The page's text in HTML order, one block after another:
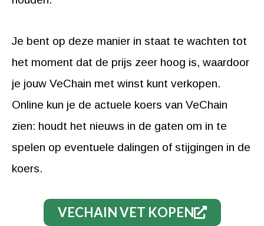
Je bent op deze manier in staat te wachten tot
het moment dat de prijs zeer hoog is, waardoor
je jouw VeChain met winst kunt verkopen.
Online kun je de actuele koers van VeChain
zien: houdt het nieuws in de gaten om in te
spelen op eventuele dalingen of stijgingen in de
koers.
VECHAIN VET KOPEN